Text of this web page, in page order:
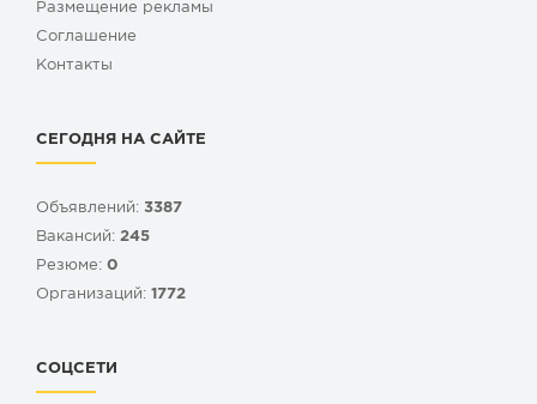
Размещение рекламы
Cоглашение
Контакты
СЕГОДНЯ НА САЙТЕ
Объявлений: 3387
Вакансий: 245
Резюме: 0
Организаций: 1772
СОЦСЕТИ